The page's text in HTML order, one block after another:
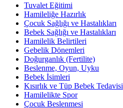
Tuvalet Eğitimi
Hamileliğe Hazırlık
Çocuk Sağlığı ve Hastalıkları
Bebek Sağlığı ve Hastalıkları
Hamilelik Belirtileri
Gebelik Dönemleri
Doğurganlık (Fertilite)
Beslenme, Oyun, Uyku
Bebek İsimleri
Kısırlık ve Tüp Bebek Tedavisi
Hamilelikte Spor
Çocuk Beslenmesi